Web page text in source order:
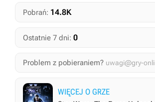
Pobrań: 14.8K
Ostatnie 7 dni: 0
Problem z pobieraniem? uwagi@gry-
WIĘCEJ O GRZE